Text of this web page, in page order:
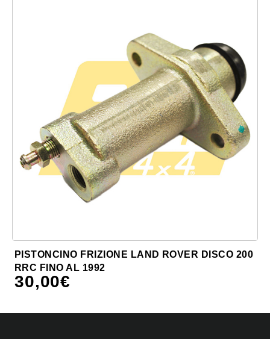
PISTONCINO FRIZIONE LAND ROVER DISCO 200
RRC FINO AL 1992
30,00€